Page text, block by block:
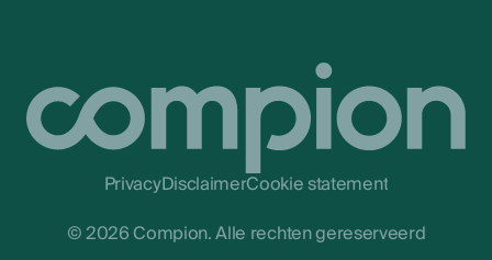
© 2026 Compion. Alle rechten gereserveerd
PrivacyDisclaimerCookie statement